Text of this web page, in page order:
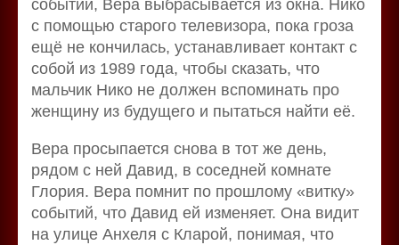
событий, Вера выбрасывается из окна. Нико
с помощью старого телевизора, пока гроза
ещё не кончилась, устанавливает контакт с
собой из 1989 года, чтобы сказать, что
мальчик Нико не должен вспоминать про
женщину из будущего и пытаться найти её.
Вера просыпается снова в тот же день,
рядом с ней Давид, в соседней комнате
Глория. Вера помнит по прошлому «витку»
событий, что Давид ей изменяет. Она видит
на улице Анхеля с Кларой, понимая, что